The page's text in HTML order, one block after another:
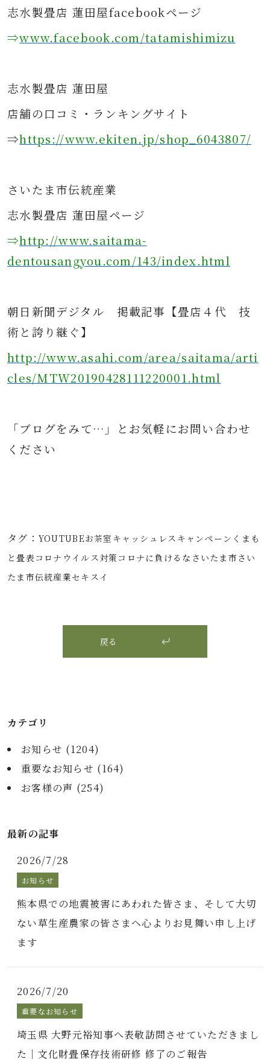
志水製畳店 蓮田屋facebookページ
⇒www.facebook.com/tatamishimizu
志水製畳店 蓮田屋
店舗の口コミ・ランキングサイト
⇒https://www.ekiten.jp/shop_6043807/
さ いたま市伝統産業
志水製畳店 蓮田屋ページ
⇒http://www.saitama-
dentousangyou.com/143/index.html
朝日新聞デジタル 掲載記事 【畳店４代 技
術と誇り継ぐ】
http://www.asahi.com/area/saitama/arti
cles/MTW20190428111220001.html
「ブログをみて…」とお気軽にお問い合わせ
ください
タグ： YOUTUBEお茶室 キャッシュレス キャンペーン くまも
と畳表 コロナウイルス対策 コロナに負けるな さいたま市 さい
たま市伝統産業セキスイ
戻る
カテゴリ
お知らせ (1204)
重要なお知らせ (164)
お客様の声 (254)
最新の記事
2026/7/28
お知らせ
熊本県での地震被害にあわれた皆さま、そして大切
ない草生産農家の皆さまへ心よりお見舞い申し上げ
ます
2026/7/20
重要なお知らせ
埼玉県 大野元裕知事へ表敬訪問させていただきまし
た｜文化財畳保存技術研修 修了のご報告